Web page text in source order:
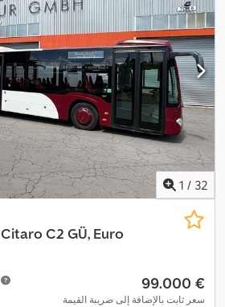
1 / 32
Citaro C2 GÜ, Euro
‏99.000 €
سعر ثابت بالإضافة إلى ضريبة القيمة